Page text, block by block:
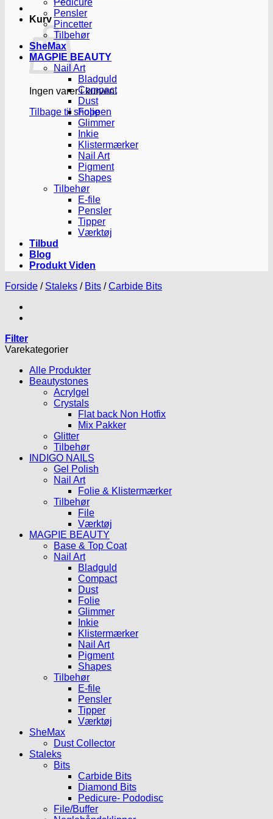
Kurv
Ingen varer i kurven.
Tilbage til shoppen
Pedicure
Pensler
Pincetter
Tilbehør
SheMax
MAGPIE BEAUTY
Nail Art
Bladguld
Compact
Dust
Folie
Glimmer
Inkie
Klistermærker
Nail Art
Pigment
Shapes
Tilbehør
E-file
Pensler
Tipper
Værktøj
Tilbud
Blog
Produkt Viden
Forside / Staleks / Bits / Carbide Bits
Filter
Varekategorier
Alle Produkter
Beautystones
Acrylgel
Crystals
Flat back Non Hotfix
Mix Pakker
Glitter
Tilbehør
INDIGO NAILS
Gel Polish
Nail Art
Folie & Klistermærker
Tilbehør
File
Værktøj
MAGPIE BEAUTY
Base & Top Coat
Nail Art
Bladguld
Compact
Dust
Folie
Glimmer
Inkie
Klistermærker
Nail Art
Pigment
Shapes
Tilbehør
E-file
Pensler
Tipper
Værktøj
SheMax
Dust Collector
Staleks
Bits
Carbide Bits
Diamond Bits
Pedicure- Pododisc
File/Buffer